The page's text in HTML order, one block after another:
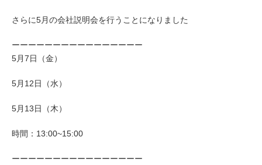
さらに5月の会社説明会を行うことになりました
ーーーーーーーーーーーーーーーー
5月7日（金）
5月12日（水）
5月13日（木）
時間：13:00~15:00
ーーーーーーーーーーーーーーーー